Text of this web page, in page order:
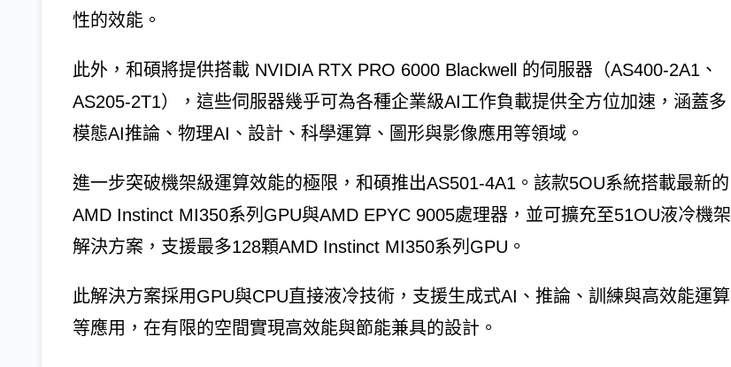
性的效能。
此外，和碩將提供搭載 NVIDIA RTX PRO 6000 Blackwell 的伺服器（AS400-2A1、
AS205-2T1），這些伺服器幾乎可為各種企業級AI工作負載提供全方位加速，涵蓋多
模態AI推論、物理AI、設計、科學運算、圖形與影像應用等領域。
進一步突破機架級運算效能的極限，和碩推出AS501-4A1。該款5OU系統搭載最新的
AMD Instinct MI350系列GPU與AMD EPYC 9005處理器，並可擴充至51OU液冷機架
解決方案，支援最多128顆AMD Instinct MI350系列GPU。
此解決方案採用GPU與CPU直接液冷技術，支援生成式AI、推論、訓練與高效能運算
等應用，在有限的空間實現高效能與節能兼具的設計。